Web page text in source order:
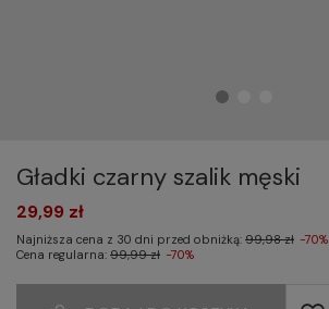
Gładki czarny szalik męski
29,99 zł
Najniższa cena z 30 dni przed obniżką: 99,98 zł -70%
Cena regularna: 99,99 zł -70%